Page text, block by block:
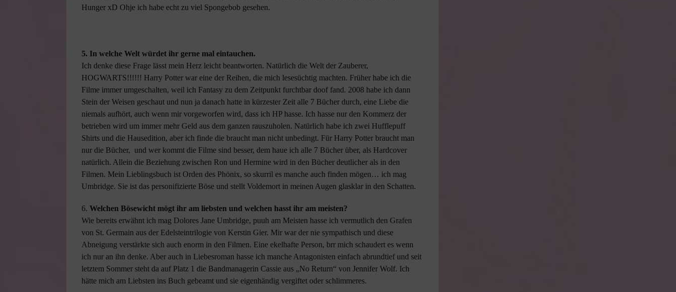
Hunger xD Ohje ich habe echt zu viel Spongebob gesehen.
5. In welche Welt würdet ihr gerne mal eintauchen.
Ich denke diese Frage lässt mein Herz leicht beantworten. Natürlich die Welt der Zauberer,
HOGWARTS!!!!!! Harry Potter war eine der Reihen, die mich lesesüchtig machten. Früher habe ich die
Filme immer umgeschalten, weil ich Fantasy zu dem Zeitpunkt furchtbar doof fand. 2008 habe ich dann
Stein der Weisen geschaut und nun ja danach hatte in kürzester Zeit alle 7 Bücher durch, eine Liebe die
niemals aufhört, auch wenn mir vorgeworfen wird, dass ich HP hasse. Ich hasse nur den Kommerz der
betrieben wird um immer mehr Geld aus dem ganzen rauszuholen. Natürlich habe ich zwei Hufflepuff
Shirts und die Hausedition, aber ich finde die braucht man nicht unbedingt. Für Harry Potter braucht man
nur die Bücher, und wer kommt die Filme sind besser, dem haue ich alle 7 Bücher über, als Hardcover
natürlich. Allein die Beziehung zwischen Ron und Hermine wird in den Bücher deutlicher als in den
Filmen. Mein Lieblingsbuch ist Orden des Phönix, so skurril es manche auch finden mögen… ich mag
Umbridge. Sie ist das personifizierte Böse und stellt Voldemort in meinen Augen glasklar in den Schatten.
6. Welchen Bösewicht mögt ihr am liebsten und welchen hasst ihr am meisten?
Wie bereits erwähnt ich mag Dolores Jane Umbridge, puuh am Meisten hasse ich vermutlich den Grafen
von St. Germain aus der Edelsteintrilogie von Kerstin Gier. Mir war der nie sympathisch und diese
Abneigung verstärkte sich auch enorm in den Filmen. Eine ekelhafte Person, brr mich schaudert es wenn
ich nur an ihn denke. Aber auch in Liebesroman hasse ich manche Antagonisten einfach abrundtief und seit
letztem Sommer steht da auf Platz 1 die Bandmanagerin Cassie aus „No Return“ von Jennifer Wolf. Ich
hätte mich am Liebsten ins Buch gebeamt und sie eigenhändig vergiftet oder schlimmeres.